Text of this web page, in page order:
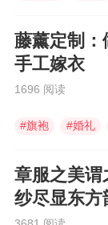
藤薰定制：
手工嫁衣
1696 阅读
#旗袍 #婚礼
章服之美谓
纱尽显东方